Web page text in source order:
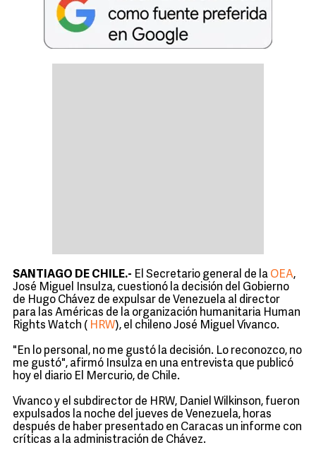
SANTIAGO DE CHILE.- El Secretario general de la OEA,
José Miguel Insulza, cuestionó la decisión del Gobierno
de Hugo Chávez de expulsar de Venezuela al director
para las Américas de la organización humanitaria Human
Rights Watch ( HRW), el chileno José Miguel Vivanco.
"En lo personal, no me gustó la decisión. Lo reconozco, no
me gustó", afirmó Insulza en una entrevista que publicó
hoy el diario El Mercurio, de Chile.
Vivanco y el subdirector de HRW, Daniel Wilkinson, fueron
expulsados la noche del jueves de Venezuela, horas
después de haber presentado en Caracas un informe con
críticas a la administración de Chávez.